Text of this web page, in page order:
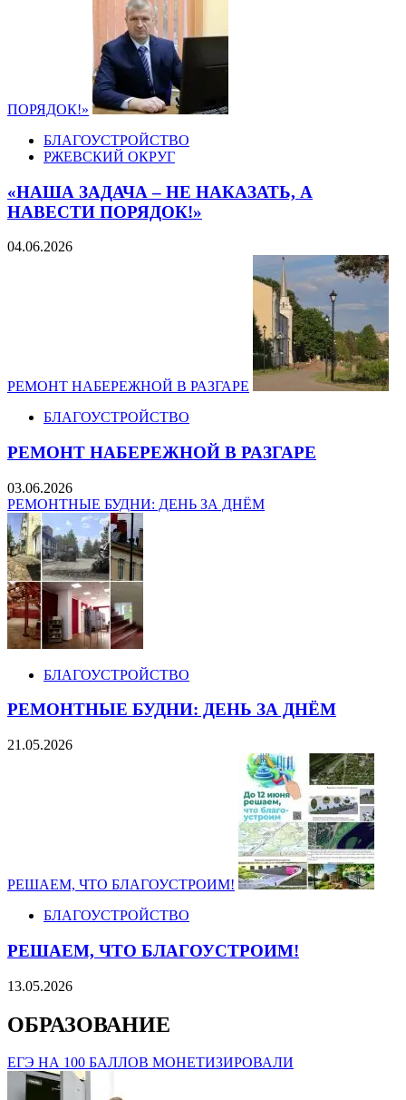
ПОРЯДОК!»
БЛАГОУСТРОЙСТВО
РЖЕВСКИЙ ОКРУГ
«НАША ЗАДАЧА – НЕ НАКАЗАТЬ, А
НАВЕСТИ ПОРЯДОК!»
04.06.2026
РЕМОНТ НАБЕРЕЖНОЙ В РАЗГАРЕ
БЛАГОУСТРОЙСТВО
РЕМОНТ НАБЕРЕЖНОЙ В РАЗГАРЕ
03.06.2026
РЕМОНТНЫЕ БУДНИ: ДЕНЬ ЗА ДНЁМ
БЛАГОУСТРОЙСТВО
РЕМОНТНЫЕ БУДНИ: ДЕНЬ ЗА ДНЁМ
21.05.2026
РЕШАЕМ, ЧТО БЛАГОУСТРОИМ!
БЛАГОУСТРОЙСТВО
РЕШАЕМ, ЧТО БЛАГОУСТРОИМ!
13.05.2026
ОБРАЗОВАНИЕ
ЕГЭ НА 100 БАЛЛОВ МОНЕТИЗИРОВАЛИ